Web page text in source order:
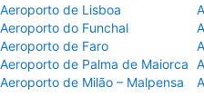
Aeroporto de Lisboa
Aeroporto do Funchal
Aeroporto de Faro
Aeroporto de Palma de Maiorca
Aeroporto de Milão – Malpensa